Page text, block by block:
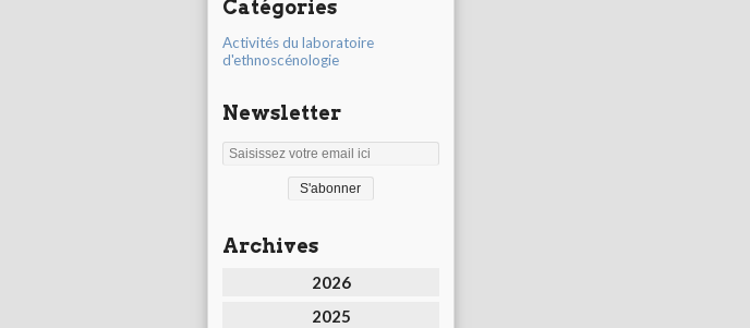
Catégories
Activités du laboratoire
d'ethnoscénologie
Newsletter
Archives
2026
2025